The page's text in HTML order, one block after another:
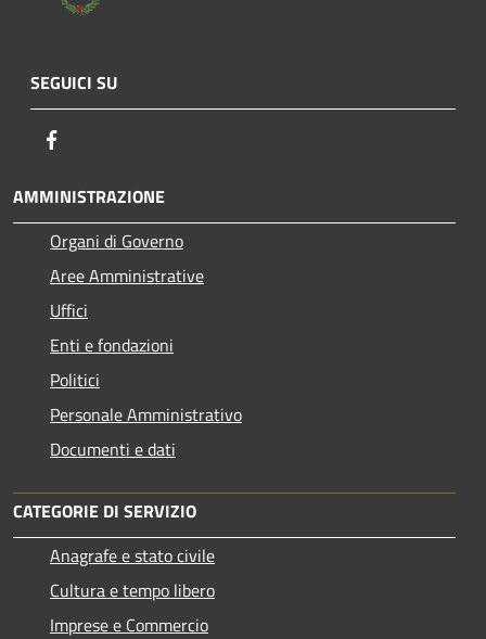
SEGUICI SU
AMMINISTRAZIONE
Organi di Governo
Aree Amministrative
Uffici
Enti e fondazioni
Politici
Personale Amministrativo
Documenti e dati
CATEGORIE DI SERVIZIO
Anagrafe e stato civile
Cultura e tempo libero
Imprese e Commercio